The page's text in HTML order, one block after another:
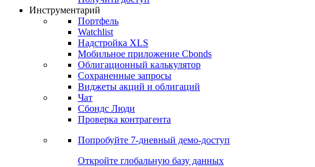
Инструментарий
Портфель
Watchlist
Надстройка XLS
Мобильное приложение Cbonds
Облигационный калькулятор
Сохраненные запросы
Виджеты акций и облигаций
Чат
Сбондс Люди
Проверка контрагента
Попробуйте 7-дневный демо-доступ
Откройте глобальную базу данных